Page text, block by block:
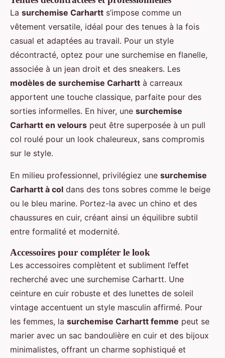
La surchemise Carhartt s’impose comme un
vêtement versatile, idéal pour des tenues à la fois
casual et adaptées au travail. Pour un style
décontracté, optez pour une surchemise en flanelle,
associée à un jean droit et des sneakers. Les
modèles de surchemise Carhartt à carreaux
apportent une touche classique, parfaite pour des
sorties informelles. En hiver, une surchemise
Carhartt en velours peut être superposée à un pull
col roulé pour un look chaleureux, sans compromis
sur le style.
En milieu professionnel, privilégiez une surchemise
Carhartt à col dans des tons sobres comme le beige
ou le bleu marine. Portez-la avec un chino et des
chaussures en cuir, créant ainsi un équilibre subtil
entre formalité et modernité.
Accessoires pour compléter le look
Les accessoires complètent et subliment l’effet
recherché avec une surchemise Carhartt. Une
ceinture en cuir robuste et des lunettes de soleil
vintage accentuent un style masculin affirmé. Pour
les femmes, la surchemise Carhartt femme peut se
marier avec un sac bandoulière en cuir et des bijoux
minimalistes, offrant un charme sophistiqué et